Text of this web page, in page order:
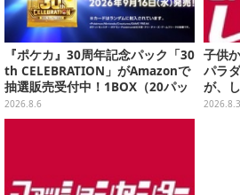
『ポケカ』30周年記念パック「30
th CELEBRATION」がAmazonで
抽選販売受付中！1BOX（20パッ
ク入り）
2026.8.6
子供
パラ
が、
スト
2026.8.3